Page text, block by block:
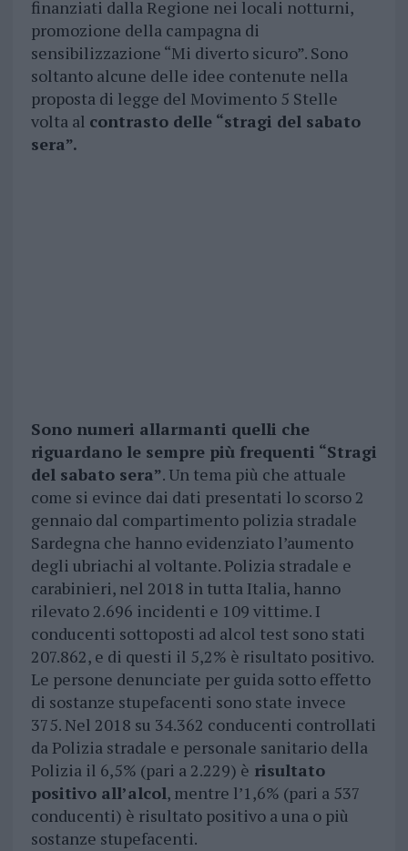
finanziati dalla Regione nei locali notturni,
promozione della campagna di
sensibilizzazione “Mi diverto sicuro”. Sono
soltanto alcune delle idee contenute nella
proposta di legge del Movimento 5 Stelle
volta al contrasto delle “stragi del sabato
sera”.
Sono numeri allarmanti quelli che
riguardano le sempre più frequenti “Stragi
del sabato sera”. Un tema più che attuale
come si evince dai dati presentati lo scorso 2
gennaio dal compartimento polizia stradale
Sardegna che hanno evidenziato l’aumento
degli ubriachi al voltante. Polizia stradale e
carabinieri, nel 2018 in tutta Italia, hanno
rilevato 2.696 incidenti e 109 vittime. I
conducenti sottoposti ad alcol test sono stati
207.862, e di questi il 5,2% è risultato positivo.
Le persone denunciate per guida sotto effetto
di sostanze stupefacenti sono state invece
375. Nel 2018 su 34.362 conducenti controllati
da Polizia stradale e personale sanitario della
Polizia il 6,5% (pari a 2.229) è risultato
positivo all’alcol, mentre l’1,6% (pari a 537
conducenti) è risultato positivo a una o più
sostanze stupefacenti.